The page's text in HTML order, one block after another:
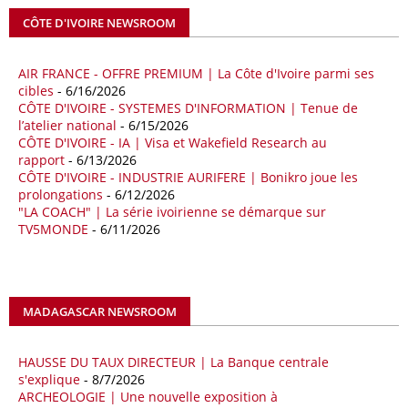
Les deux pays veulent accélérer leurs projets gaziers communs, afin
de sécuriser davantage les approvisionnements énergétiques en
géopolitiques internationales et des perturbations sur le marché
mondial du gaz. Réunis à Rome le jeudi 7 mai, la Première ministre
italienne Giorgia Meloni, et le chef du gouvernement libyen
Abdulhamid Dbeibah, ont affiché leur volonté de renforcer la
coopération et les investissements dans le secteur énergétique. Cette
séquence survient alors que Rome cherche à réduire son exposition
aux chocs affectant les flux mondiaux de l’énergie.
18/04/26 ALGERIE - BP
l’est du pays jugée peu explorée malgré son potentiel. BP pourra y
lancer ses premières opérations de prospection sur le terrain portant
sur l’acquisition et l’interprétation de données géologiques et
CÔTE D'IVOIRE NEWSROOM
AIR FRANCE - OFFRE PREMIUM | La Côte d'Ivoire parmi ses
cibles - 6/16/2026
CÔTE D'IVOIRE - SYSTEMES D'INFORMATION | Tenue de
l’atelier national - 6/15/2026
CÔTE D'IVOIRE - IA | Visa et Wakefield Research au
rapport - 6/13/2026
CÔTE D'IVOIRE - INDUSTRIE AURIFERE | Bonikro joue les
prolongations - 6/12/2026
"LA COACH" | La série ivoirienne se démarque sur
TV5MONDE - 6/11/2026
MADAGASCAR NEWSROOM
HAUSSE DU TAUX DIRECTEUR | La Banque centrale
s'explique - 8/7/2026
ARCHEOLOGIE | Une nouvelle exposition à